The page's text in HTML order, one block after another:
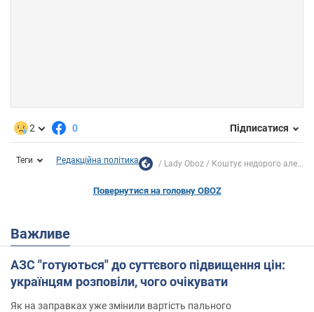
2 0 Підписатися
Теги Редакційна політика Lady Oboz Коштує недорого але...
Повернутися на головну OBOZ
Важливе
АЗС "готуються" до суттєвого підвищення цін:
українцям розповіли, чого очікувати
Як на заправках уже змінили вартість пального